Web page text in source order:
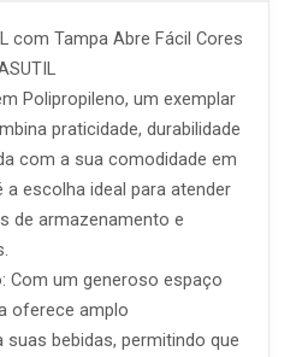
com Tampa Abre Fácil Cores
Polipropileno, um exemplar
praticidade, durabilidade
com a sua comodidade em
escolha ideal para atender
de armazenamento e
Com um generoso espaço
oferece amplo
bebidas, permitindo que